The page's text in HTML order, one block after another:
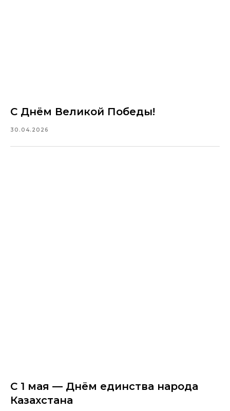
С Днём Великой Победы!
30.04.2026
С 1 мая — Днём единства народа
Казахстана